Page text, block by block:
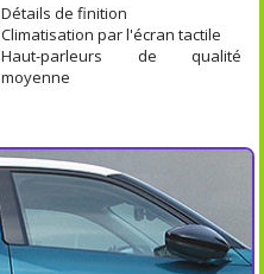
Détails de finition
Climatisation par l'écran tactile
Haut-parleurs de qualité
moyenne